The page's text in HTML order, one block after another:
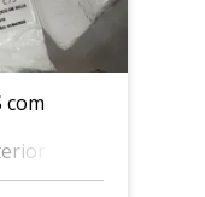
com